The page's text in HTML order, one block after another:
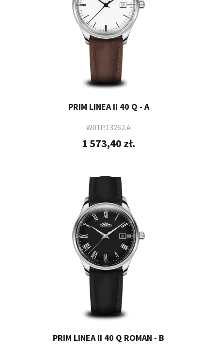
PRIM LINEA II 40 Q - A
W01P.13262.A
1 573,40 zł.
PRIM LINEA II 40 Q ROMAN - B